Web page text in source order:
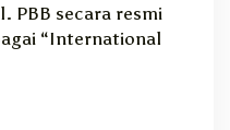
PBB secara resmi
“International